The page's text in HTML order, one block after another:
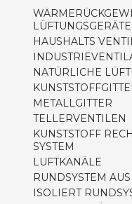
LÜFTUNGSGERÄTE
HAUSHALTS
NATÜRLICHE
METALLGITTER
TELLERVENTILEN
KUNSTSTOFF
SYSTEM
LUFTKANÄLE
RUNDSYSTEM
ISOLIERT